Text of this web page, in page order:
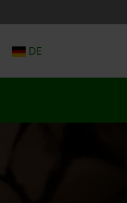
DE